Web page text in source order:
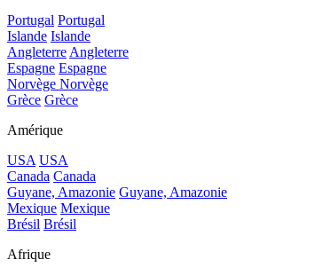
Portugal Portugal
Islande Islande
Angleterre Angleterre
Espagne Espagne
Norvège Norvège
Grèce Grèce
Amérique
USA USA
Canada Canada
Guyane, Amazonie Guyane, Amazonie
Mexique Mexique
Brésil Brésil
Afrique